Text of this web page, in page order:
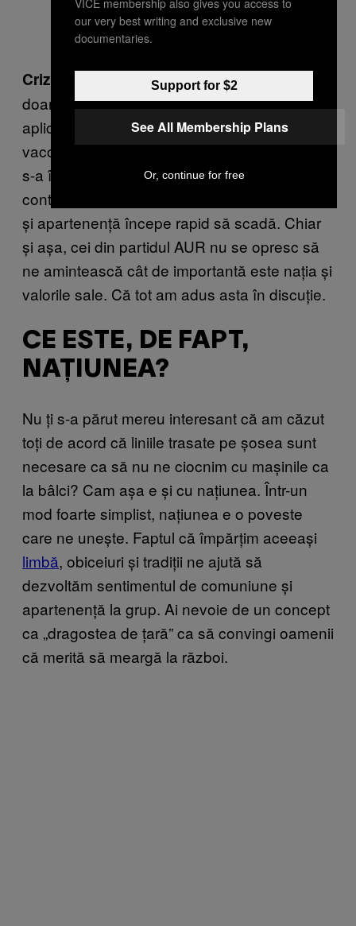
Criza socială
— În momentul de față, trebuie
doar să deschiziTikToksau orice altă
aplicație și să te duci la orice postare despre
vaccinul anti-Covid. Societatea românească
s-a împărțit în două ramuri, una pro și alta
contra vaccin, iar sentimentul de comuniune
și apartenență începe rapid să scadă. Chiar
și așa, cei din partidul AUR nu se opresc să
ne amintească cât de importantă este nația și
valorile sale. Că tot am adus asta în discuție.
CE ESTE, DE FAPT,
NAȚIUNEA?
Nu ți s-a părut mereu interesant că am căzut
toți de acord că liniile trasate pe șosea sunt
necesare ca să nu ne ciocnim cu mașinile ca
la bâlci? Cam așa e și cu națiunea. Într-un
mod foarte simplist, națiunea e o poveste
care ne unește. Faptul că împărțim aceeași
limbă, obiceiuri și tradiții ne ajută să
dezvoltăm sentimentul de comuniune și
apartenență la grup. Ai nevoie de un concept
ca „dragostea de țară” ca să convingi oamenii
că merită să meargă la război.
our very best writing and exclusive new
documentaries.
Support for $2
See All Membership Plans
Or, continue for free